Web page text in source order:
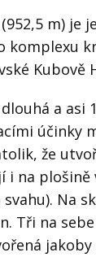
(952,5 m)
komplexu
Kubově
dlouhá a
účinky
že
i na
Na
Tři na